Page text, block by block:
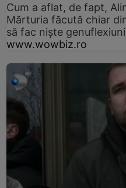
Cum a aflat, de fapt,
Mărturia făcută chiar
să fac niște
www.wowbiz.ro